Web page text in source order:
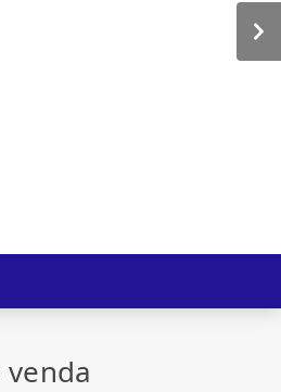
venda